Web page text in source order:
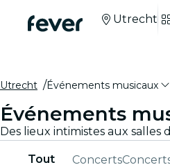
Utrecht
Utrecht Événements musicaux
Événements
Tout Concerts